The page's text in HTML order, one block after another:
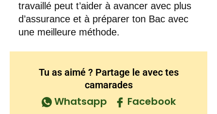
travaillé peut t’aider à avancer avec plus
d’assurance et à préparer ton Bac avec
une meilleure méthode.
Tu as aimé ? Partage le avec tes
camarades
Whatsapp Facebook